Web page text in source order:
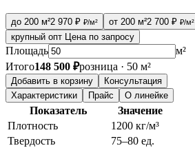
до 200 м²2 970 ₽ ₽/м² от 200 м²2 700 ₽ ₽/м²
крупный опт Цена по запросу
Площадь
м²
Итого148 500 ₽розница · 50 м²
Добавить в корзину
Консультация
Характеристики
Прайс О линейке
Показатель
Значение
Плотность
1200 кг/м³
Твердость
75–80 ед.